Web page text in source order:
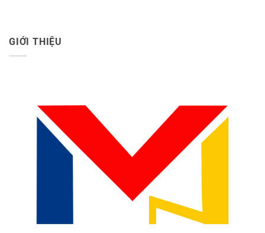
GIỚI THIỆU